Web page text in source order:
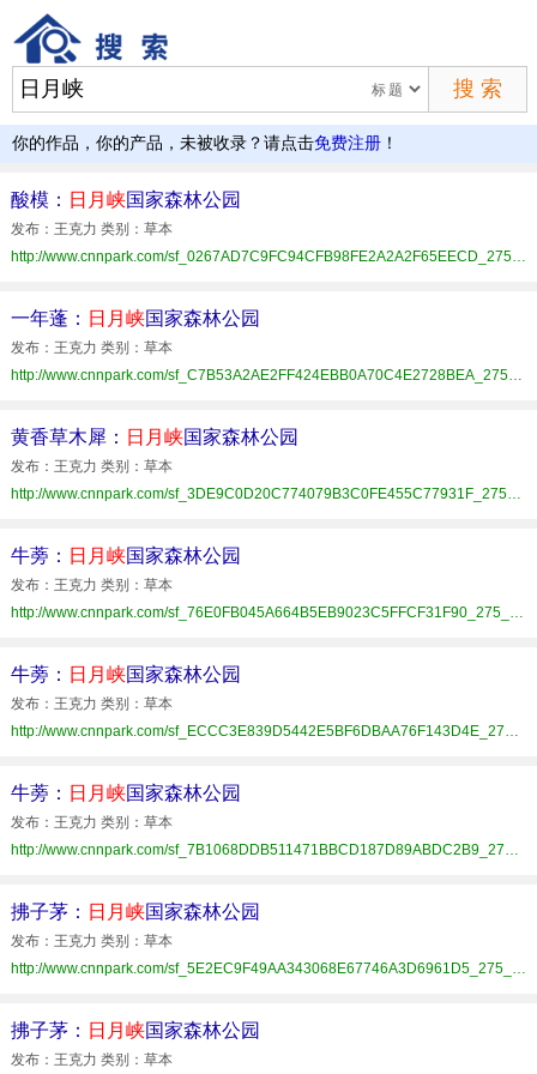
你的作品，你的产品，未被收录？请点击免费注册 ！
酸模： 日月峡国家森林公园
发布：王克力 类别：草本
http://www.cnnpark.com/sf_0267AD7C9FC94CFB98FE2A2A2F65EECD_275_xhat.html
一年蓬： 日月峡国家森林公园
发布：王克力 类别：草本
http://www.cnnpark.com/sf_C7B53A2AE2FF424EBB0A70C4E2728BEA_275_xhat.html
黄香草木犀： 日月峡国家森林公园
发布：王克力 类别：草本
http://www.cnnpark.com/sf_3DE9C0D20C774079B3C0FE455C77931F_275_xhat.html
牛蒡： 日月峡国家森林公园
发布：王克力 类别：草本
http://www.cnnpark.com/sf_76E0FB045A664B5EB9023C5FFCF31F90_275_xhat.html
牛蒡： 日月峡国家森林公园
发布：王克力 类别：草本
http://www.cnnpark.com/sf_ECCC3E839D5442E5BF6DBAA76F143D4E_275_xhat.html
牛蒡： 日月峡国家森林公园
发布：王克力 类别：草本
http://www.cnnpark.com/sf_7B1068DDB511471BBCD187D89ABDC2B9_275_xhat.html
拂子茅： 日月峡国家森林公园
发布：王克力 类别：草本
http://www.cnnpark.com/sf_5E2EC9F49AA343068E67746A3D6961D5_275_xhat.html
拂子茅： 日月峡国家森林公园
发布：王克力 类别：草本